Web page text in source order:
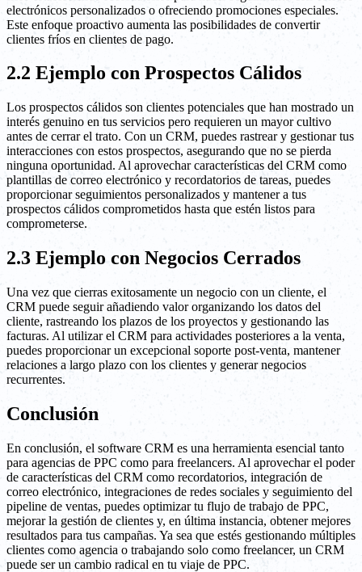
electrónicos personalizados o ofreciendo promociones especiales.
Este enfoque proactivo aumenta las posibilidades de convertir
clientes fríos en clientes de pago.
2.2 Ejemplo con Prospectos Cálidos
Los prospectos cálidos son clientes potenciales que han mostrado un
interés genuino en tus servicios pero requieren un mayor cultivo
antes de cerrar el trato. Con un CRM, puedes rastrear y gestionar tus
interacciones con estos prospectos, asegurando que no se pierda
ninguna oportunidad. Al aprovechar características del CRM como
plantillas de correo electrónico y recordatorios de tareas, puedes
proporcionar seguimientos personalizados y mantener a tus
prospectos cálidos comprometidos hasta que estén listos para
comprometerse.
2.3 Ejemplo con Negocios Cerrados
Una vez que cierras exitosamente un negocio con un cliente, el
CRM puede seguir añadiendo valor organizando los datos del
cliente, rastreando los plazos de los proyectos y gestionando las
facturas. Al utilizar el CRM para actividades posteriores a la venta,
puedes proporcionar un excepcional soporte post-venta, mantener
relaciones a largo plazo con los clientes y generar negocios
recurrentes.
Conclusión
En conclusión, el software CRM es una herramienta esencial tanto
para agencias de PPC como para freelancers. Al aprovechar el poder
de características del CRM como recordatorios, integración de
correo electrónico, integraciones de redes sociales y seguimiento del
pipeline de ventas, puedes optimizar tu flujo de trabajo de PPC,
mejorar la gestión de clientes y, en última instancia, obtener mejores
resultados para tus campañas. Ya sea que estés gestionando múltiples
clientes como agencia o trabajando solo como freelancer, un CRM
puede ser un cambio radical en tu viaje de PPC.